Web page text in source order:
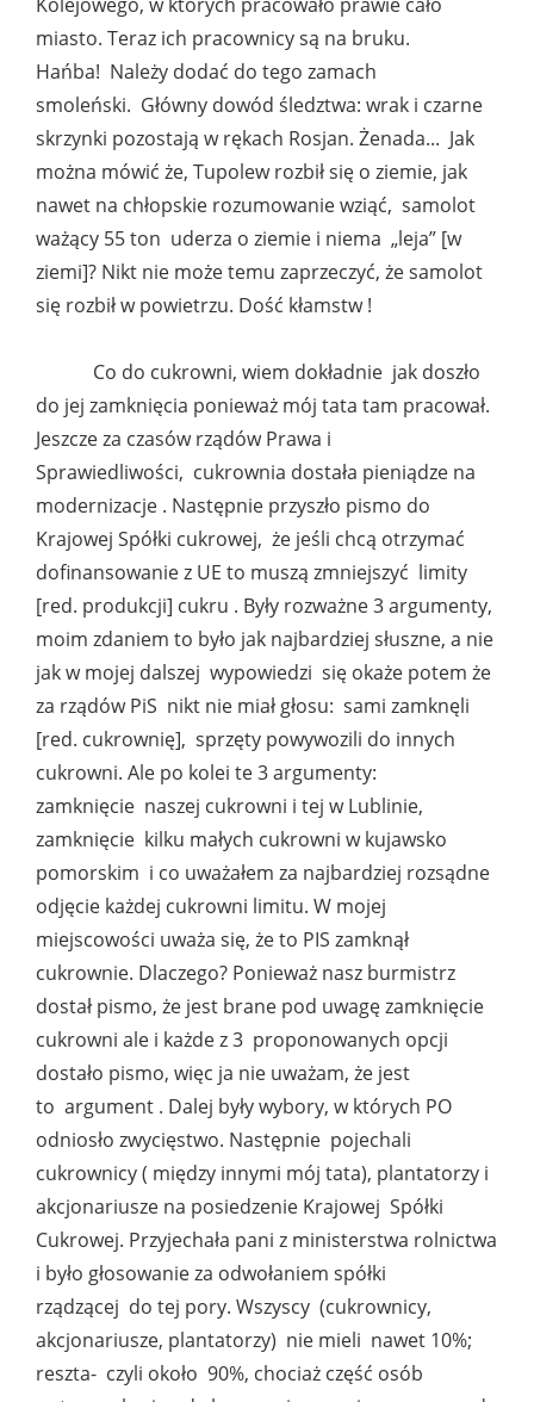
miasto. Teraz ich pracownicy są na bruku.
Hańba! Należy dodać do tego zamach
smoleński. Główny dowód śledztwa: wrak i czarne
skrzynki pozostają w rękach Rosjan. Żenada... Jak
można mówić że, Tupolew rozbił się o ziemie, jak
nawet na chłopskie rozumowanie wziąć, samolot
ważący 55 ton uderza o ziemie i niema „leja” [w
ziemi]? Nikt nie może temu zaprzeczyć, że samolot
się rozbił w powietrzu. Dość kłamstw !
Co do cukrowni, wiem dokładnie jak doszło
do jej zamknięcia ponieważ mój tata tam pracował.
Jeszcze za czasów rządów Prawa i
Sprawiedliwości, cukrownia dostała pieniądze na
modernizacje . Następnie przyszło pismo do
Krajowej Spółki cukrowej, że jeśli chcą otrzymać
dofinansowanie z UE to muszą zmniejszyć limity
[red. produkcji] cukru . Były rozważne 3 argumenty,
moim zdaniem to było jak najbardziej słuszne, a nie
jak w mojej dalszej wypowiedzi się okaże potem że
za rządów PiS nikt nie miał głosu: sami zamknęli
[red. cukrownię], sprzęty powywozili do innych
cukrowni. Ale po kolei te 3 argumenty:
zamknięcie naszej cukrowni i tej w Lublinie,
zamknięcie kilku małych cukrowni w kujawsko
pomorskim i co uważałem za najbardziej rozsądne
odjęcie każdej cukrowni limitu. W mojej
miejscowości uważa się, że to PIS zamknął
cukrownie. Dlaczego? Ponieważ nasz burmistrz
dostał pismo, że jest brane pod uwagę zamknięcie
cukrowni ale i każde z 3 proponowanych opcji
dostało pismo, więc ja nie uważam, że jest
to argument . Dalej były wybory, w których PO
odniosło zwycięstwo. Następnie pojechali
cukrownicy ( między innymi mój tata), plantatorzy i
akcjonariusze na posiedzenie Krajowej Spółki
Cukrowej. Przyjechała pani z ministerstwa rolnictwa
i było głosowanie za odwołaniem spółki
rządzącej do tej pory. Wszyscy (cukrownicy,
akcjonariusze, plantatorzy) nie mieli nawet 10%;
reszta- czyli około 90%, chociaż część osób